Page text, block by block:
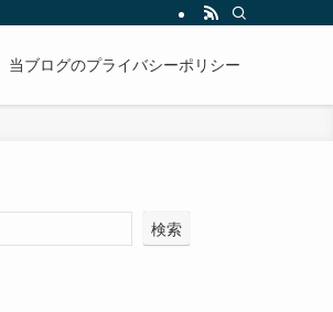
当ブログのプライバシーポリシー
検索